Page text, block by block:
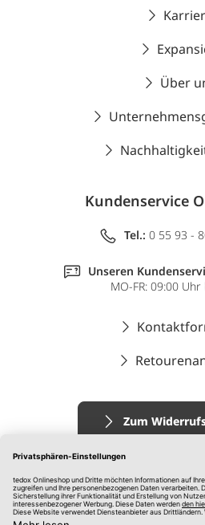
Über
Kundenservice
Tel.: 0 55 93 -
Unseren
MO-FR: 09:00
Zum
AGB